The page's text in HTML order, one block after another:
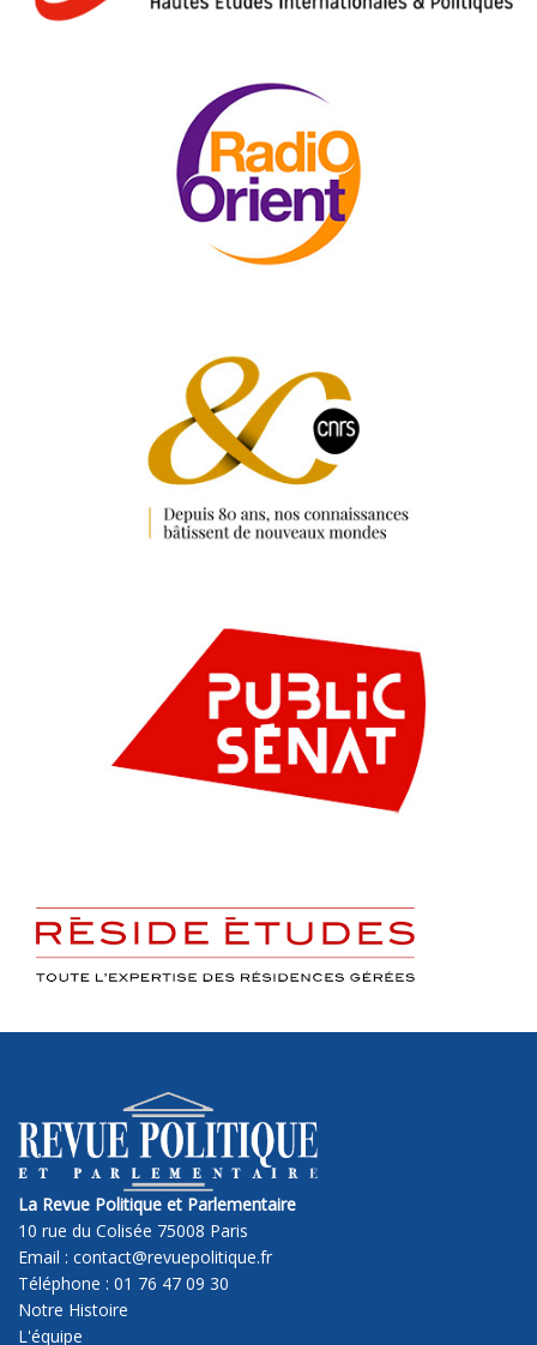
La Revue Politique et Parlementaire
10 rue du Colisée 75008 Paris
Email : contact@revuepolitique.fr
Téléphone : 01 76 47 09 30
Notre Histoire
L'équipe